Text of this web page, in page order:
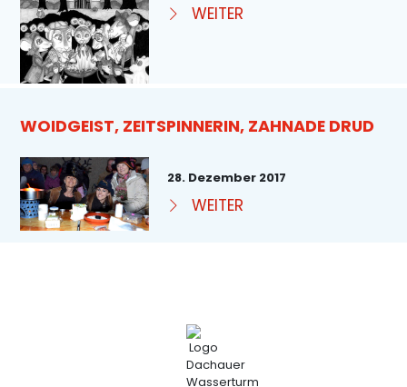
WEITER
WOIDGEIST, ZEITSPINNERIN, ZAHNADE DRUD
28. Dezember 2017
WEITER